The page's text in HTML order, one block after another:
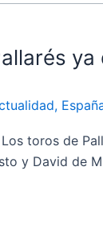
,
Los toros de
y David de